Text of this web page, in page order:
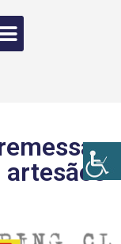
artesãos